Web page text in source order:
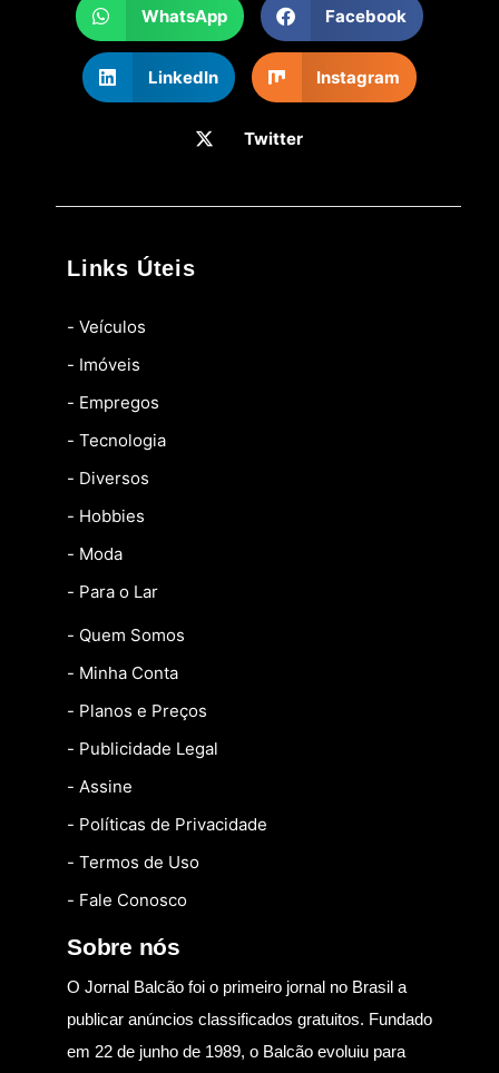
WhatsApp Facebook
LinkedIn Instagram
Twitter
Links Úteis
- Veículos
- Imóveis
- Empregos
- Tecnologia
- Diversos
- Hobbies
- Moda
- Para o Lar
- Quem Somos
- Minha Conta
- Planos e Preços
- Publicidade Legal
- Assine
- Políticas de Privacidade
- Termos de Uso
- Fale Conosco
Sobre nós
O Jornal Balcão foi o primeiro jornal no Brasil a
publicar anúncios classificados gratuitos. Fundado
em 22 de junho de 1989, o Balcão evoluiu para